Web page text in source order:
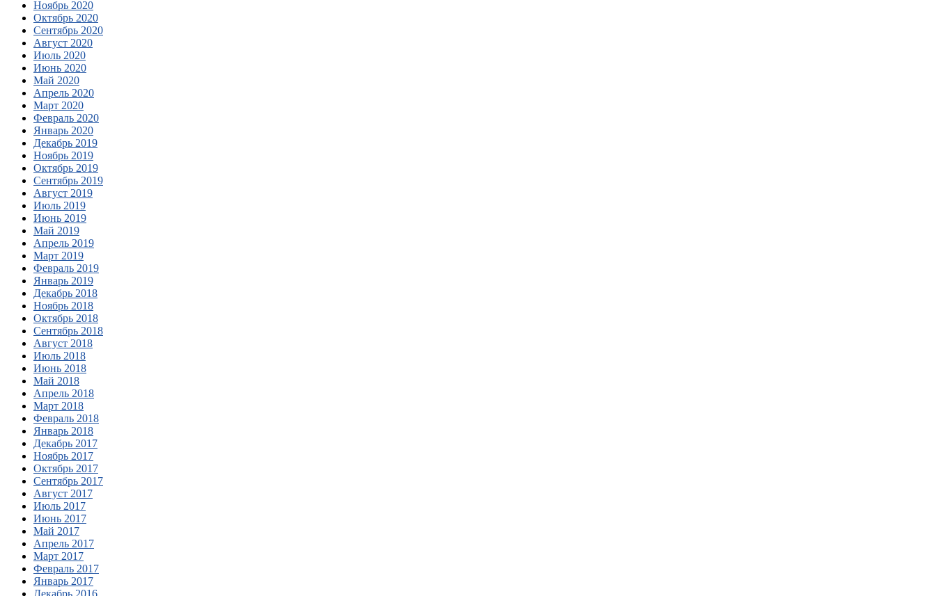
Ноябрь 2020
Октябрь 2020
Сентябрь 2020
Август 2020
Июль 2020
Июнь 2020
Май 2020
Апрель 2020
Март 2020
Февраль 2020
Январь 2020
Декабрь 2019
Ноябрь 2019
Октябрь 2019
Сентябрь 2019
Август 2019
Июль 2019
Июнь 2019
Май 2019
Апрель 2019
Март 2019
Февраль 2019
Январь 2019
Декабрь 2018
Ноябрь 2018
Октябрь 2018
Сентябрь 2018
Август 2018
Июль 2018
Июнь 2018
Май 2018
Апрель 2018
Март 2018
Февраль 2018
Январь 2018
Декабрь 2017
Ноябрь 2017
Октябрь 2017
Сентябрь 2017
Август 2017
Июль 2017
Июнь 2017
Май 2017
Апрель 2017
Март 2017
Февраль 2017
Январь 2017
Декабрь 2016